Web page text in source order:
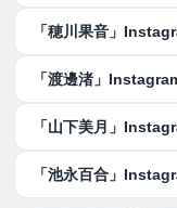
「穂川果音」
「渡邊渚」
「山下美月」
「池永百合」